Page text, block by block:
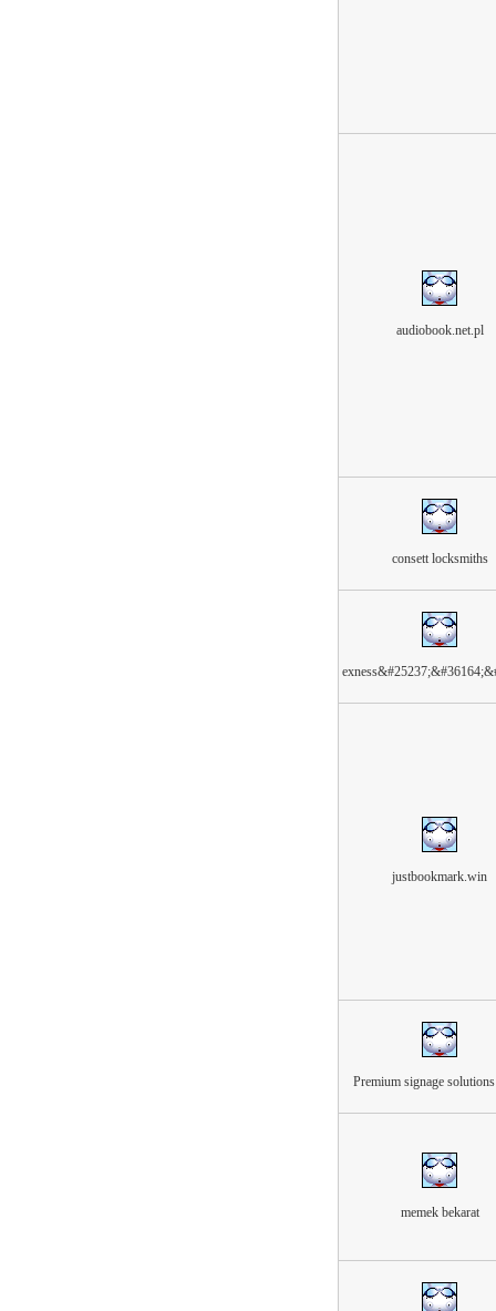
audiobook.net.pl
consett locksmiths
justbookmark.win
Premium signage
memek bekarat